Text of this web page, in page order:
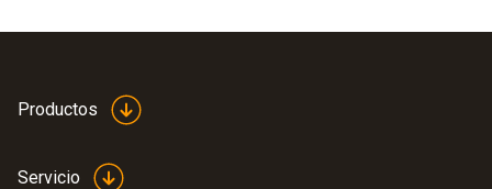
Productos
Servicio